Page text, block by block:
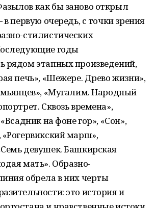
как бы заново открыл
первую очередь, с точки зрения
стилистических
годы
рядом этапных произведений,
печь», «Шежере. Древо жизни»,
«Мугалим. Народный
Сквозь времена»,
«Всадник на фоне гор», «Сон»,
марш»,
девушек. Башкирская
мать». Образно-
обрела в них черты
это история и